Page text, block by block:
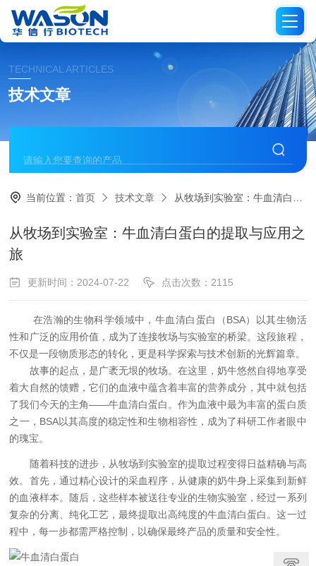
TECHNICAL ARTICLES
技术文章
当前位置：首页 技术文章 从牧场到实验室：牛血清白蛋白的提取与应用之旅
从牧场到实验室：牛血清白蛋白的提取与应用之
旅
更新时间：2024-07-22 点击次数：2115
在浩瀚的生物科学领域中，牛血清白蛋白（BSA）以其生物活
性和广泛的应用价值，成为了连接牧场与实验室的桥梁。这段旅程，
不仅是一段物质形态的转化，更是科学探索与技术创新的光辉篇章。
故事的起点，是广袤无垠的牧场。在这里，奶牛悠然自得地享受
着大自然的馈赠，它们的血液中蕴含着丰富的营养成分，其中就包括
了我们今天的主角——牛血清白蛋白。作为血液中最为丰富的蛋白质
之一，BSA以其高度的稳定性和生物相容性，成为了科研工作者眼中
的瑰宝。
随着科技的进步，从牧场到实验室的提取过程变得日益精确与高
效。首先，通过精心设计的采血程序，从健康的奶牛身上采集到新鲜
的血液样本。随后，这些样本被送往专业的生物实验室，经过一系列
复杂的分离、纯化工艺，最终提取出高纯度的牛血清白蛋白。这一过
程中，每一步都需严格控制，以确保最终产品的质量和安全性。